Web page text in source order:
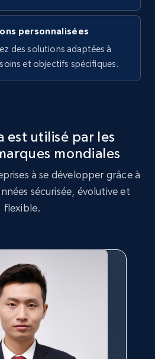
Essai gratuit
Essai gratuit
on products using
Initial price, Discount,
by category url
personnalisées
des solutions adaptées à
et objectifs spécifiques.
est utilisé par les
mondiales
à se développer grâce à
sécurisée, évolutive et
flexible.